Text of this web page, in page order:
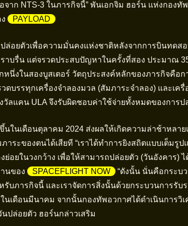
จาก NTS-3 ในภารกิจนี้” พันเอกจิม ฮอร์น แห่งกองทั
PAYLOAD
ล่อยตัวเพื่อความมั่นคงแห่งชาติหลังจากการบินทดส
ราบรื่น แต่จรวดประสบปัญหาในครั้งที่สอง ประมาณ
นึ่งในสองบูสเตอร์ วัตถุประสงค์หลักของภารกิจคือ
ดบรรทุกเครื่องจำลองมวล (สัมภาระจำลอง) และเครื่
ลแคน ULA จึงรับผิดชอบค่าใช้จ่ายทั้งหมดของการป
นในเดือนตุลาคม 2024 ส่งผลให้เกิดความล่าช้าหลา
ระของตนได้เสียที “เราได้ทำการยิงสถิตแบบเต็มรูป
ย่อยในวงกว้าง เพื่อให้สามารถปล่อยตัว (วันอังคาร)
นของ
SPACEFLIGHT NOW
“ดังนั้น นั่นคือกระบ
บภารกิจนี้ และเราจัดการสิ่งนั้นด้วยกระบวนการรับ
นเดือนมีนาคม จากนั้นกองทัพอวกาศได้ดำเนินการวิเ
ปล่อยตัว ฮอร์นกล่าวเสริม